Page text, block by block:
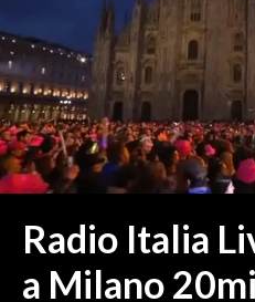
MEDIO CAMPIDANO
ORISTANO E PROVINCIA
SASSARI E PROVINCIA
GALLURA
NUORO E PROVINCIA
OGLIASTRA
ITALIA
Radio Italia
a Milano